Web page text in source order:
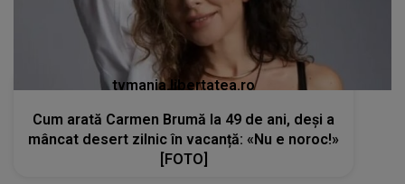
tvmania.libertatea.ro
Cum arată Carmen Brumă la 49 de ani, deși a
mâncat desert zilnic în vacanță: «Nu e noroc!»
[FOTO]